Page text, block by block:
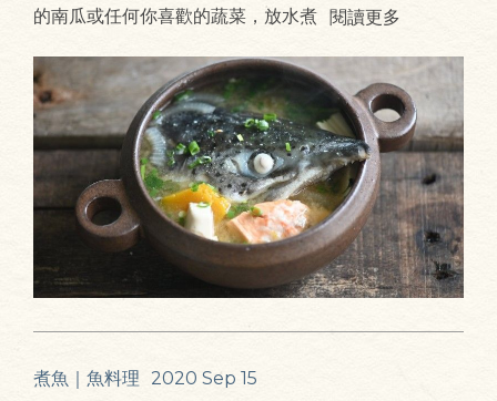
的南瓜或任何你喜歡的蔬菜，放水煮 閱讀更多
煮魚｜魚料理 2020 Sep 15